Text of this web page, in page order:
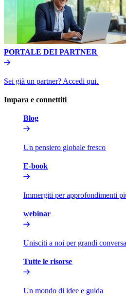
PORTALE DEI PARTNER​​
Sei già un partner? Accedi qui.​​
Impara e connettiti​​
Blog​​
Un pensiero globale fresco​​
E-book​​
Immergiti per approfondimenti
webinar​​
Unisciti a noi per grandi
Tutte le risorse​​
Un mondo di idee e guida​​